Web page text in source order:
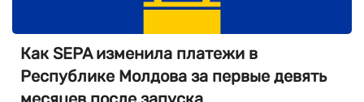
Как SEPA изменила платежи в
Республике Молдова за первые девять